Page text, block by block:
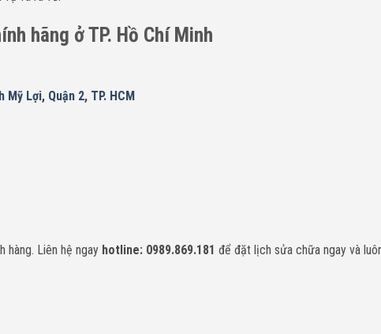
hãng ở TP. Hồ Chí Minh
Lợi, Quận 2, TP. HCM
hàng. Liên hệ ngay hotline: 0989.869.181 để đặt lịch sửa chữa ngay và